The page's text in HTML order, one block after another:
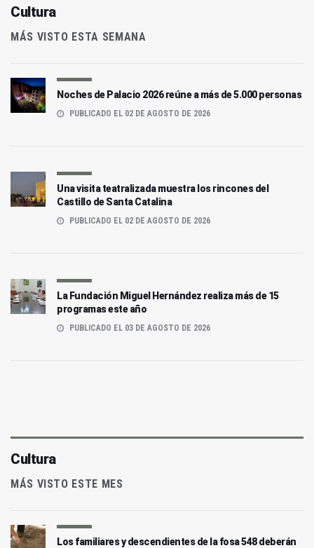
Cultura
MÁS VISTO ESTA SEMANA
Noches de Palacio 2026 reúne a más de 5.000 personas
PUBLICADO EL 02 DE AGOSTO DE 2026
Una visita teatralizada muestra los rincones del
Castillo de Santa Catalina
PUBLICADO EL 02 DE AGOSTO DE 2026
La Fundación Miguel Hernández realiza más de 15
programas este año
PUBLICADO EL 03 DE AGOSTO DE 2026
Cultura
MÁS VISTO ESTE MES
Los familiares y descendientes de la fosa 548 deberán